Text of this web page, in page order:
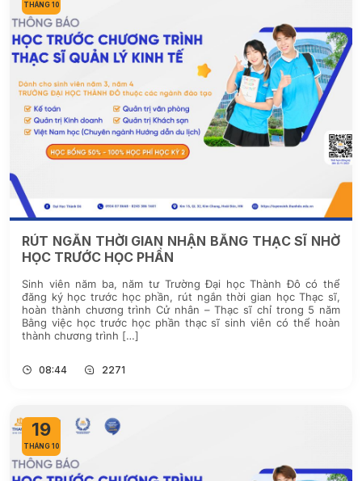
THÁNG 10
RÚT NGẮN THỜI GIAN NHẬN BẰNG THẠC SĨ NHỜ
HỌC TRƯỚC HỌC PHẦN
Sinh viên năm ba, năm tư Trường Đại học Thành Đô có thể
đăng ký học trước học phần, rút ngắn thời gian học Thạc sĩ,
hoàn thành chương trình Cử nhân – Thạc sĩ chỉ trong 5 năm
Bằng việc học trước học phần thạc sĩ sinh viên có thể hoàn
thành chương trình […]
08:44 2271
19
THÁNG 10